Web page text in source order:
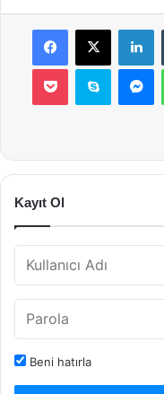
Facebook
X
Pocket Skype
Kayıt Ol
Beni hatırla